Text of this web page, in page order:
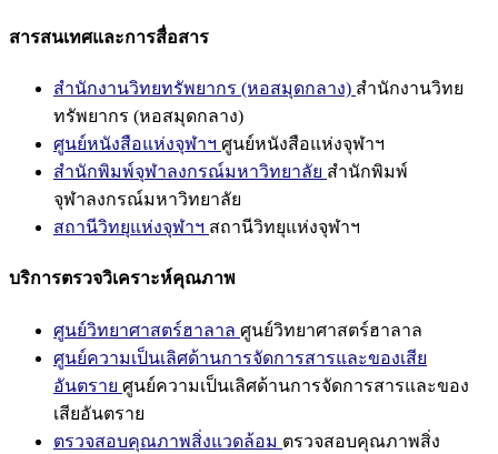
สารสนเทศและการสื่อสาร
สำนักงานวิทยทรัพยากร (หอสมุดกลาง) สำนักงานวิทย
ทรัพยากร (หอสมุดกลาง)
ศูนย์หนังสือแห่งจุฬาฯ ศูนย์หนังสือแห่งจุฬาฯ
สำนักพิมพ์จุฬาลงกรณ์มหาวิทยาลัย สำนักพิมพ์
จุฬาลงกรณ์มหาวิทยาลัย
สถานีวิทยุแห่งจุฬาฯ สถานีวิทยุแห่งจุฬาฯ
บริการตรวจวิเคราะห์คุณภาพ
ศูนย์วิทยาศาสตร์ฮาลาล ศูนย์วิทยาศาสตร์ฮาลาล
ศูนย์ความเป็นเลิศด้านการจัดการสารและของเสีย
อันตราย ศูนย์ความเป็นเลิศด้านการจัดการสารและของ
เสียอันตราย
ตรวจสอบคุณภาพสิ่งแวดล้อม ตรวจสอบคุณภาพสิ่ง